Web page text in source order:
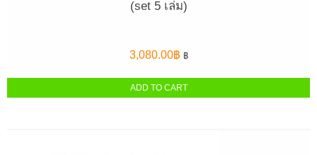
(set 5 เล่ม)
3,080.00฿ ฿
ADD TO CART